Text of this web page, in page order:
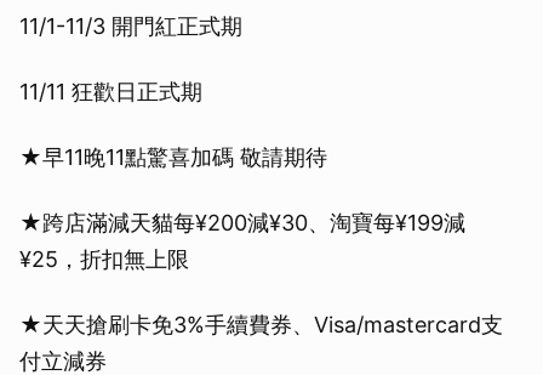
11/1-11/3 開門紅正式期
11/11 狂歡日正式期
★️早11晚11點驚喜加碼 敬請期待
★️️跨店滿減天貓每¥200減¥30、淘寶每¥199減
¥25，折扣無上限
★️天天搶刷卡免3%手續費券、Visa/mastercard支
付立減券